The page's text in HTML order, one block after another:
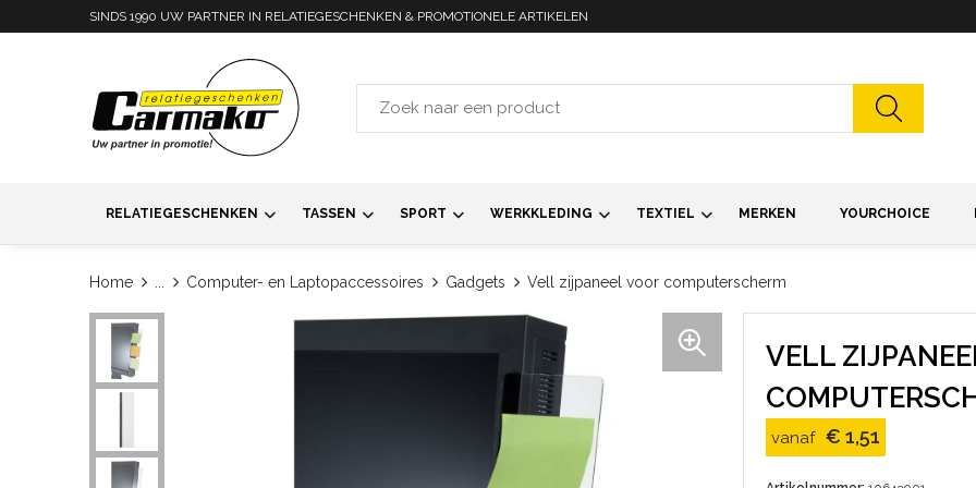
SINDS 1990 UW PARTNER IN RELATIEGESCHENKEN & PROMOTIONELE ARTIKELEN
RELATIEGESCHENKEN TASSEN SPORT WERKKLEDING TEXTIEL MERKEN YOURCHOICE
Home Computer- en Laptopaccessoires Gadgets Vell zijpaneel voor computerscherm
VELL
vanaf € 1,51